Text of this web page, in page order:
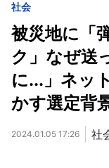
社会
被災地に「
ク」なぜ送
に...」ネッ
かす選定背
2024.01.05 17:26 社